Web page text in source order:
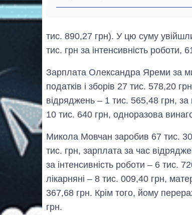
тис. 890,27 грн). У цю суму
тис. грн за інтенсивність роботи,
Зарплата Олександра Яреми за
податків і зборів 27 тис. 578,20
відряджень – 1 тис. 565,48 грн, за
10 тис. 640 грн, одноразова
Микола Мовчан заробив 67 тис.
тис. грн, зарплата за час
за інтенсивність роботи – 6 тис.
лікарняні – 8 тис. 009,40 грн,
367,68 грн. Крім того, йому
грн.